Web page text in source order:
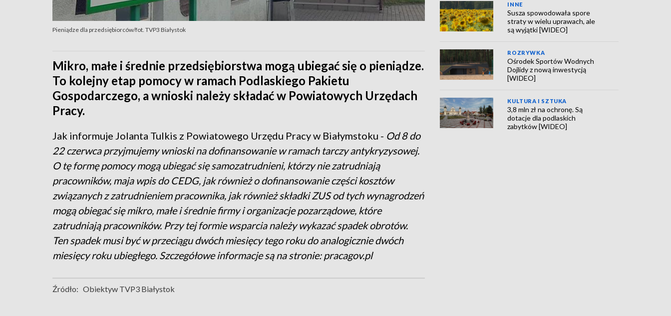
Pieniądze dla przedsiębiorców/fot. TVP3 Białystok
Mikro, małe i średnie przedsiębiorstwa mogą ubiegać się o pieniądze.
To kolejny etap pomocy w ramach Podlaskiego Pakietu
Gospodarczego, a wnioski należy składać w Powiatowych Urzędach
Pracy.
Jak informuje Jolanta Tulkis z Powiatowego Urzędu Pracy w Białymstoku - Od 8 do
22 czerwca przyjmujemy wnioski na dofinansowanie w ramach tarczy antykryzysowej.
O tę formę pomocy mogą ubiegać się samozatrudnieni, którzy nie zatrudniają
pracowników, maja wpis do CEDG, jak również o dofinansowanie części kosztów
związanych z zatrudnieniem pracownika, jak również składki ZUS od tych wynagrodzeń
mogą obiegać się mikro, małe i średnie firmy i organizacje pozarządowe, które
zatrudniają pracowników. Przy tej formie wsparcia należy wykazać spadek obrotów.
Ten spadek musi być w przeciągu dwóch miesięcy tego roku do analogicznie dwóch
miesięcy roku ubiegłego. Szczegółowe informacje są na stronie: pracagov.pl
Źródło: Obiektyw TVP3 Białystok
INNE
Susza spowodowała spore
straty w wielu uprawach, ale
są wyjątki [WIDEO]
ROZRYWKA
Ośrodek Sportów Wodnych
Dojlidy z nową inwestycją
[WIDEO]
KULTURA I SZTUKA
3,8 mln zł na ochronę. Są
dotacje dla podlaskich
zabytków [WIDEO]